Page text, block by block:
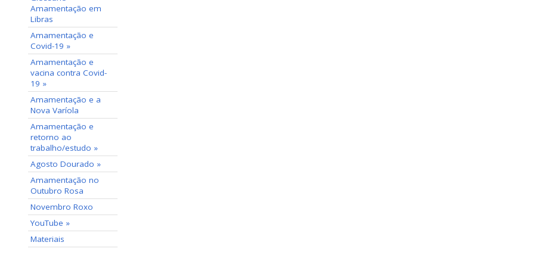
Amamentação em
Libras
Amamentação e
Covid-19 »
Amamentação e
vacina contra Covid-
19 »
Amamentação e a
Nova Varíola
Amamentação e
retorno ao
trabalho/estudo »
Agosto Dourado »
Amamentação no
Outubro Rosa
Novembro Roxo
YouTube »
Materiais